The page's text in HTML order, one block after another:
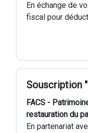
En échange de
fiscal pour
Souscription
FACS -
restauration du
En partenariat